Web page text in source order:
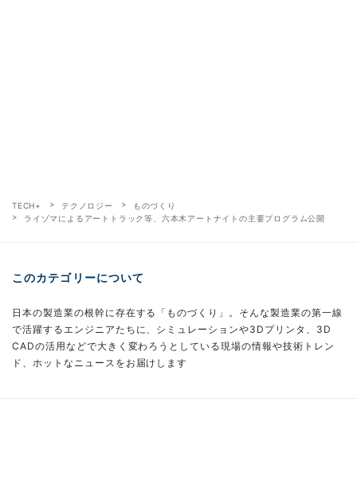
TECH+ テクノロジー
ものづくり
ライゾマによるアートトラック等、六本木アートナイトの主要プログラム公開
このカテゴリーについて
日本の製造業の根幹に存在する「ものづくり」。そんな製造業の第一線
で活躍するエンジニアたちに、シミュレーションや3Dプリンタ、3D
CADの活用などで大きく変わろうとしている現場の情報や技術トレン
ド、ホットなニュースをお届けします